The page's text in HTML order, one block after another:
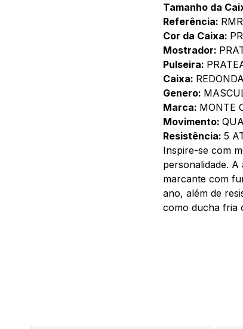
Tamanho da
Referência:
Cor da Caixa:
Mostrador:
Pulseira:
Caixa: REDONDA
Genero:
Marca: MONTE
Movimento:
Resistência: 5
Inspire-se com
personalidade.
marcante com
ano, além de
como ducha fria